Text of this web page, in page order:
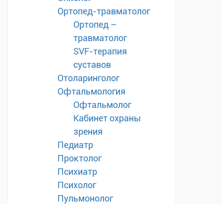
Ортопед-травматолог
Ортопед –
травматолог
SVF-терапия
суставов
Отоларинголог
Офтальмология
Офтальмолог
Кабинет охраны
зрения
Педиатр
Проктолог
Психиатр
Психолог
Пульмонолог